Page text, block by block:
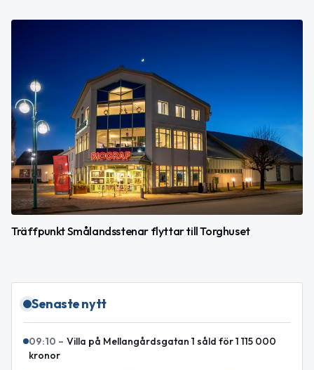
Träffpunkt Smålandsstenar flyttar till Torghuset
Senaste nytt
09:10 – Villa på Mellangårdsgatan 1 såld för 1 115 000
kronor